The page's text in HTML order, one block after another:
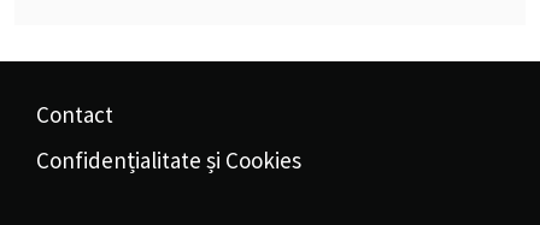
Contact
Confidențialitate și Cookies